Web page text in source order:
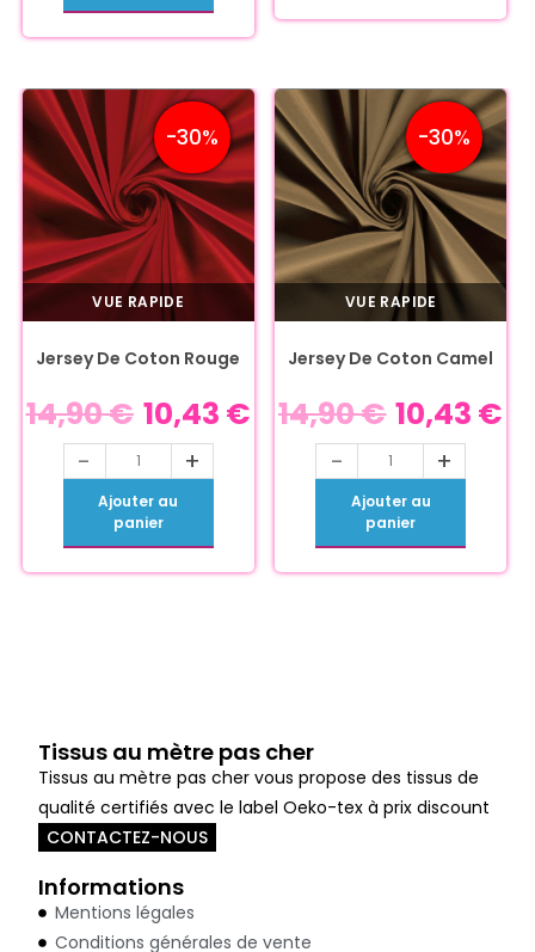
-30%
VUE RAPIDE
Jersey De Coton Rouge
14,90€ 10,43 €
- +
Ajouter au
panier
-30%
VUE RAPIDE
Jersey De Coton Camel
14,90€ 10,43 €
- +
Ajouter au
panier
Tissus au mètre pas cher
Tissus au mètre pas cher vous propose des tissus de
qualité certifiés avec le label Oeko-tex à prix discount
CONTACTEZ-NOUS
Informations
Mentions légales
Conditions générales de vente